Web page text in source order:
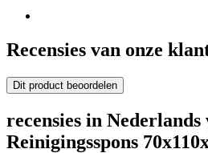
Recensies van onze
Dit product beoordelen
recensies in Nederlands
Reinigingsspons